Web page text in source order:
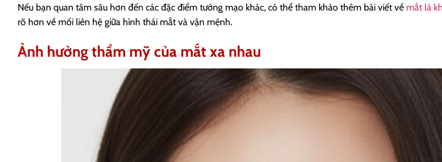
Nếu bạn quan tâm sâu hơn đến các đặc điểm tướng mạo khác, có thể tham khảo thêm bài viết về mắt lá
rõ hơn về mối liên hệ giữa hình thái mắt và vận mệnh.
Ảnh hưởng thẩm mỹ của mắt xa nhau